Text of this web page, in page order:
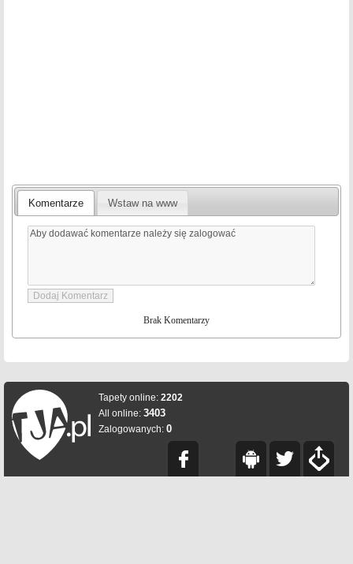
Komentarze Wstaw na www
Brak Komentarzy
Tapety online: 2202
All online: 3403
Zalogowanych: 0